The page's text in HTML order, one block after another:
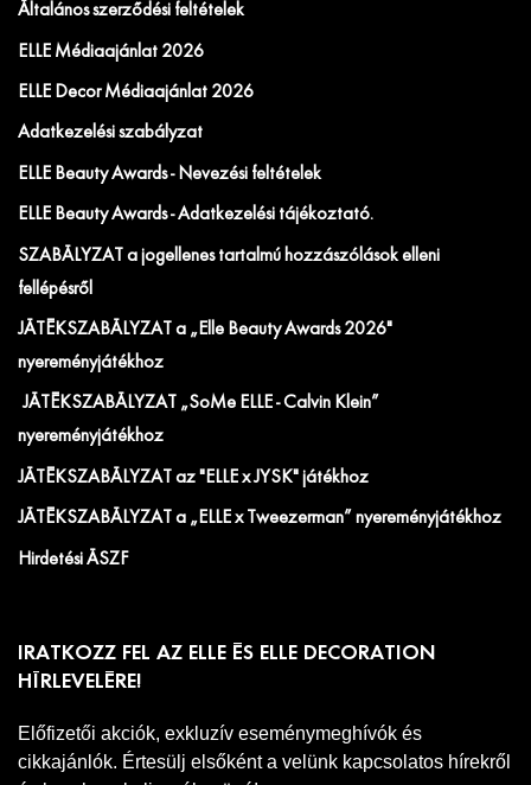
Általános szerződési feltételek
ELLE Médiaajánlat 2026
ELLE Decor Médiaajánlat 2026
Adatkezelési szabályzat
ELLE Beauty Awards - Nevezési feltételek
ELLE Beauty Awards - Adatkezelési tájékoztató.
SZABÁLYZAT a jogellenes tartalmú hozzászólások elleni
fellépésről
JÁTÉKSZABÁLYZAT a „Elle Beauty Awards 2026"
nyereményjátékhoz
JÁTÉKSZABÁLYZAT „SoMe ELLE - Calvin Klein”
nyereményjátékhoz
JÁTÉKSZABÁLYZAT az "ELLE x JYSK" játékhoz
JÁTÉKSZABÁLYZAT a „ELLE x Tweezerman” nyereményjátékhoz
Hirdetési ÁSZF
IRATKOZZ FEL AZ ELLE ÉS ELLE DECORATION
HÍRLEVELÉRE!
Előfizetői akciók, exkluzív eseménymeghívók és
cikkajánlók. Értesülj elsőként a velünk kapcsolatos hírekről